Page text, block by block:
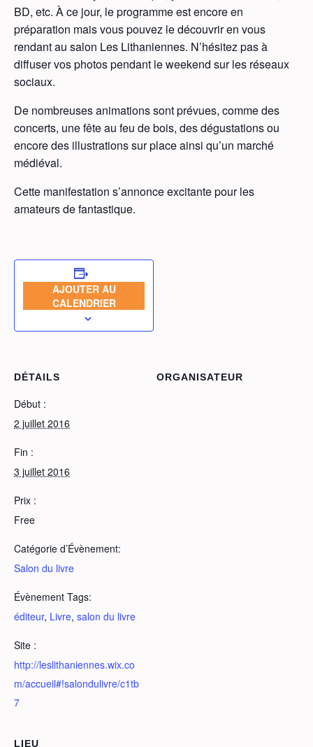
BD, etc. À ce jour, le programme est encore en
préparation mais vous pouvez le découvrir en vous
rendant au salon Les Lithaniennes. N’hésitez pas à
diffuser vos photos pendant le weekend sur les réseaux
sociaux.
De nombreuses animations sont prévues, comme des
concerts, une fête au feu de bois, des dégustations ou
encore des illustrations sur place ainsi qu’un marché
médiéval.
Cette manifestation s’annonce excitante pour les
amateurs de fantastique.
AJOUTER AU
CALENDRIER
DÉTAILS
Début :
2 juillet 2016
Fin :
3 juillet 2016
Prix :
Free
Catégorie d’Évènement:
Salon du livre
Évènement Tags:
éditeur, Livre, salon du livre
Site :
http://leslithaniennes.wix.co
m/accueil#!salondulivre/c1tb
7
ORGANISATEUR
LIEU